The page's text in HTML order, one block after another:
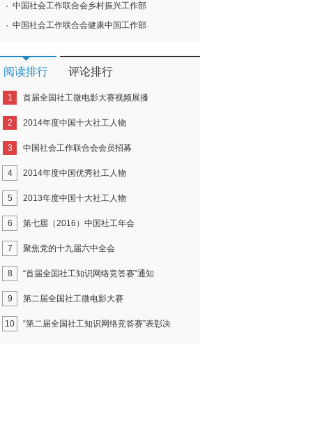
中国社会工作联合会乡村振兴工作部
中国社会工作联合会健康中国工作部
阅读排行 评论排行
1 首届全国社工微电影大赛视频展播
2 2014年度中国十大社工人物
3 中国社会工作联合会会员招募
4 2014年度中国优秀社工人物
5 2013年度中国十大社工人物
6 第七届（2016）中国社工年会
7 聚焦党的十九届六中全会
8 “首届全国社工知识网络竞答赛”通知
9 第二届全国社工微电影大赛
10 “第二届全国社工知识网络竞答赛”表彰决